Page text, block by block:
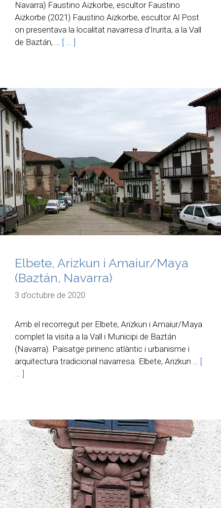
Navarra) Faustino Aizkorbe, escultor Faustino
Aizkorbe (2021) Faustino Aizkorbe, escultor Al Post
on presentava la localitat navarresa d’Irurita, a la Vall
de Baztán, … [ … ]
Elbete, Arizkun i Amaiur/Maya
(Baztán, Navarra)
3 d'octubre de 2020
Amb el recorregut per Elbete, Arizkun i Amaiur/Maya
complet la visita a la Vall i Municipi de Baztán
(Navarra). Paisatge pirinenc atlàntic i urbanisme i
arquitectura tradicional navarresa. Elbete, Arizkun … [
… ]